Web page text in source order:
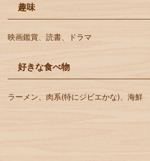
趣味
映画鑑賞、読書、ドラマ
好きな食べ物
ラーメン、肉系(特にジビエかな)、海鮮